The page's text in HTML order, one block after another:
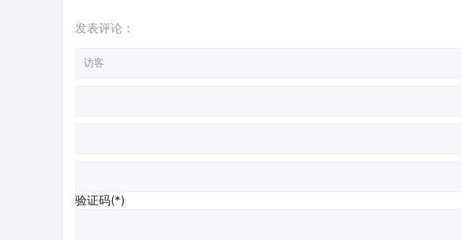
发表评论：
验证码(*)